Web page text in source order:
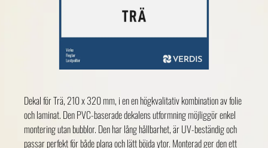
Dekal för Trä, 210 x 320 mm, i en en högkvalitativ kombination av folie
och laminat. Den PVC-baserade dekalens utformning möjliggör enkel
montering utan bubblor. Den har lång hållbarhet, är UV-beständig och
passar perfekt för både plana och lätt böjda ytor. Monterad ger den ett